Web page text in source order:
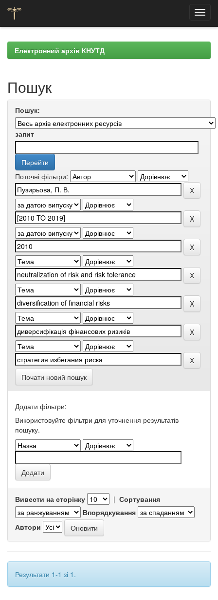
navigationЕлектронний архів КНУТД
Пошук
Пошук:
запит
Поточні фільтри:
Почати новий пошук
Додати фільтри:
Використовуйте фільтри для уточнення результатів
пошуку.
Вивести на сторінку | Сортування
Впорядкування
Автори
Результати 1-1 зі 1.